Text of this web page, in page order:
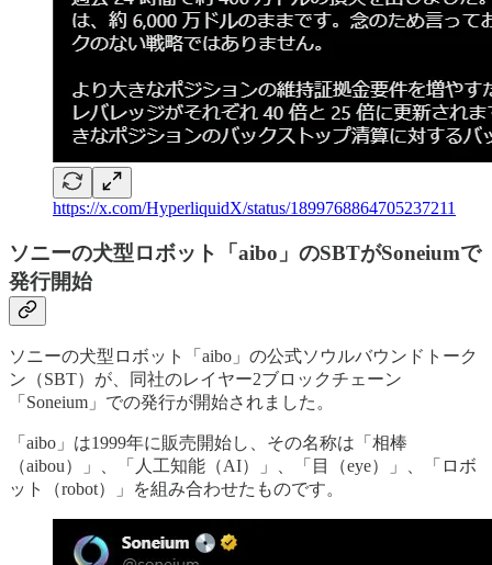
https://x.com/HyperliquidX/status/1899768864705237211
ソニーの犬型ロボット「aibo」のSBTがSoneiumで
発行開始
ソニーの犬型ロボット「aibo」の公式ソウルバウンドトーク
ン（SBT）が、同社のレイヤー2ブロックチェーン
「Soneium」での発行が開始されました。
「aibo」は1999年に販売開始し、その名称は「相棒
（aibou）」、「人工知能（AI）」、「目（eye）」、「ロボ
ット（robot）」を組み合わせたものです。